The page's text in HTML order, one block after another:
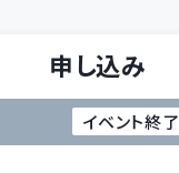
申し込み
イベント終了